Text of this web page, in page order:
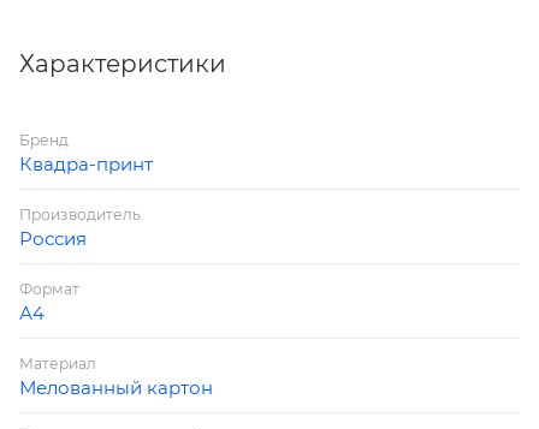
Характеристики
Бренд
Квадра-принт
Производитель
Россия
Формат
А4
Материал
Мелованный картон